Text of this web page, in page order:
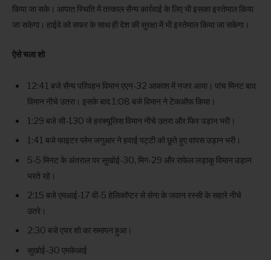
किया जा सके। आपात स्थिति में तत्काल सैन्य कार्रवाई के लिए भी इसका इस्तेमाल किया
जा सकेगा। हाईवे को सफर के साथ ही देश की सुरक्षा में भी इस्तेमाल किया जा सकेगा।
ऐसे चला शो
12:41 बजे सैन्य परिवहन विमान एएन-32 आकाश में नजर आया। पांच मिनट बाद
विमान नीचे उतरा। इसके बाद 1:08 बजे विमान ने टेकऑफ किया।
1:29 बजे सी-130 जे हरक्यूलिस विमान नीचे उतरा और फिर उड़ान भरी।
1:41 बजे फाइटर प्लेन जगुआर ने हवाई पट्टी को छूते हुए वापस उड़ान भरी।
5-5 मिनट के अंतराल पर सुखोई-30, मिग-29 और राफेल लड़ाकू विमान उड़ान
भरते रहे।
2:15 बजे एमआई-17 वी-5 हेलिकॉप्टर से सेना के जवान रस्सी के सहारे नीचे
उतरे।
2:30 बजे एयर शो का समापन हुआ।
सुखोई-30 एमकेआई